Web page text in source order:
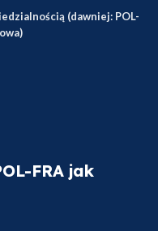
(dawniej: POL-
FRA jak